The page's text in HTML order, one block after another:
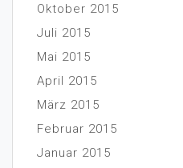
Oktober 2015
Juli 2015
Mai 2015
April 2015
März 2015
Februar 2015
Januar 2015